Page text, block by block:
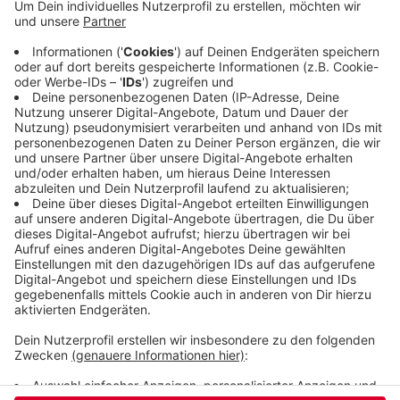
gebracht - zwei wurden noch von der Feuerwehr
gerettet. Wie die Polizei heute (30.06.21) mitteilt,
starb die Frau schon am Montag. Sie war mit
schweren Verbrennungen in eine Spezialklinik
gebracht worden. Das Feuer ist vermutlich durch
eine brennende Kerze ausgelöst worden.
Veröffentlicht:Mittwoch, 30.06.2021 14:11
Anzeige
Anzeige